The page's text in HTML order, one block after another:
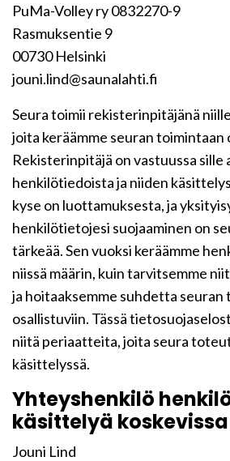
PuMa-Volley ry 0832270-9
Rasmuksentie 9
00730 Helsinki
jouni.lind@saunalahti.fi
Seura toimii rekisterinpitäjänä
joita keräämme seuran toimintaan
Rekisterinpitäjä on vastuussa sille
henkilötiedoista ja niiden
kyse on luottamuksesta, ja
henkilötietojesi suojaaminen on
tärkeää. Sen vuoksi keräämme
niissä määrin, kuin tarvitsemme
ja hoitaaksemme suhdetta seuran
osallistuviin. Tässä
niitä periaatteita, joita seura
käsittelyssä.
Yhteyshenkilö
käsittelyä
Jouni Lind